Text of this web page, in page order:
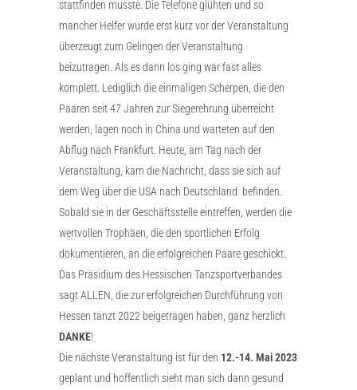
stattfinden musste. Die Telefone glühten und so
mancher Helfer wurde erst kurz vor der Veranstaltung
überzeugt zum Gelingen der Veranstaltung
beizutragen. Als es dann los ging war fast alles
komplett. Lediglich die einmaligen Scherpen, die den
Paaren seit 47 Jahren zur Siegerehrung überreicht
werden, lagen noch in China und warteten auf den
Abflug nach Frankfurt. Heute, am Tag nach der
Veranstaltung, kam die Nachricht, dass sie sich auf
dem Weg über die USA nach Deutschland befinden.
Sobald sie in der Geschäftsstelle eintreffen, werden die
wertvollen Trophäen, die den sportlichen Erfolg
dokumentieren, an die erfolgreichen Paare geschickt.
Das Präsidium des Hessischen Tanzsportverbandes
sagt ALLEN, die zur erfolgreichen Durchführung von
Hessen tanzt 2022 beigetragen haben, ganz herzlich
DANKE!
Die nächste Veranstaltung ist für den 12.-14. Mai 2023
geplant und hoffentlich sieht man sich dann gesund